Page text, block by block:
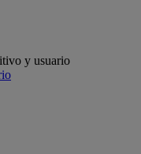
y usuario